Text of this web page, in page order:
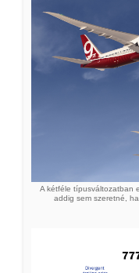
A kétféle típusváltozatban
addig sem szeretné,